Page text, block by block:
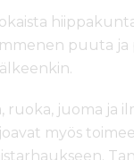
puuta
ruoka, juoma ja
myös